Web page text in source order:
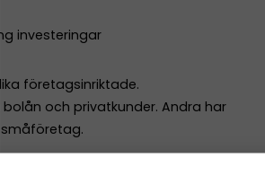
investeringar
företagsinriktade.
och privatkunder. Andra har